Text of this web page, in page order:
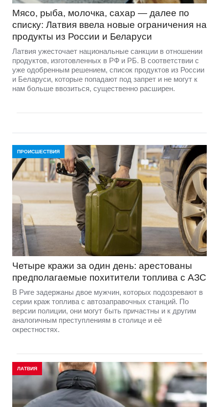
Мясо, рыба, молочка, сахар — далее по
списку: Латвия ввела новые ограничения на
продукты из России и Беларуси
Латвия ужесточает национальные санкции в отношении
продуктов, изготовленных в РФ и РБ. В соответствии с
уже одобренным решением, список продуктов из России
и Беларуси, которые попадают под запрет и не могут к
нам больше ввозиться, существенно расширен.
ПРОИСШЕСТВИЯ
Четыре кражи за один день: арестованы
предполагаемые похитители топлива с АЗС
В Риге задержаны двое мужчин, которых подозревают в
серии краж топлива с автозаправочных станций. По
версии полиции, они могут быть причастны и к другим
аналогичным преступлениям в столице и её
окрестностях.
ЛАТВИЯ